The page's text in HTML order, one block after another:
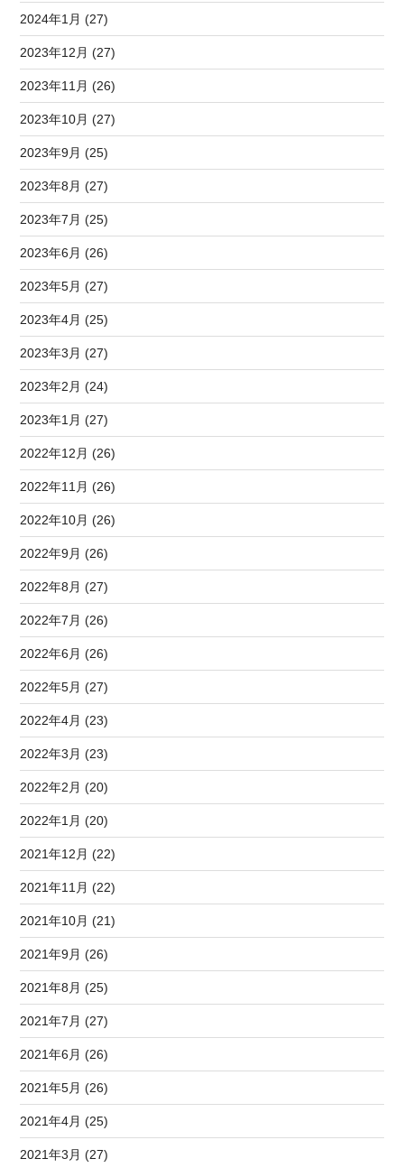
2024年1月 (27)
2023年12月 (27)
2023年11月 (26)
2023年10月 (27)
2023年9月 (25)
2023年8月 (27)
2023年7月 (25)
2023年6月 (26)
2023年5月 (27)
2023年4月 (25)
2023年3月 (27)
2023年2月 (24)
2023年1月 (27)
2022年12月 (26)
2022年11月 (26)
2022年10月 (26)
2022年9月 (26)
2022年8月 (27)
2022年7月 (26)
2022年6月 (26)
2022年5月 (27)
2022年4月 (23)
2022年3月 (23)
2022年2月 (20)
2022年1月 (20)
2021年12月 (22)
2021年11月 (22)
2021年10月 (21)
2021年9月 (26)
2021年8月 (25)
2021年7月 (27)
2021年6月 (26)
2021年5月 (26)
2021年4月 (25)
2021年3月 (27)